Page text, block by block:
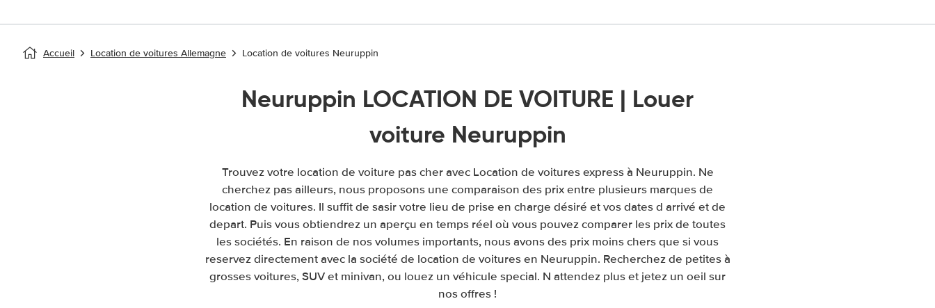
Accueil Location de voitures Allemagne Location de voitures Neuruppin
Neuruppin LOCATION DE VOITURE | Louer
voiture Neuruppin
Trouvez votre location de voiture pas cher avec Location de voitures express à Neuruppin. Ne
cherchez pas ailleurs, nous proposons une comparaison des prix entre plusieurs marques de
location de voitures. Il suffit de sasir votre lieu de prise en charge désiré et vos dates d arrivé et de
depart. Puis vous obtiendrez un aperçu en temps réel où vous pouvez comparer les prix de toutes
les sociétés. En raison de nos volumes importants, nous avons des prix moins chers que si vous
reservez directement avec la société de location de voitures en Neuruppin. Recherchez de petites à
grosses voitures, SUV et minivan, ou louez un véhicule special. N attendez plus et jetez un oeil sur
nos offres !